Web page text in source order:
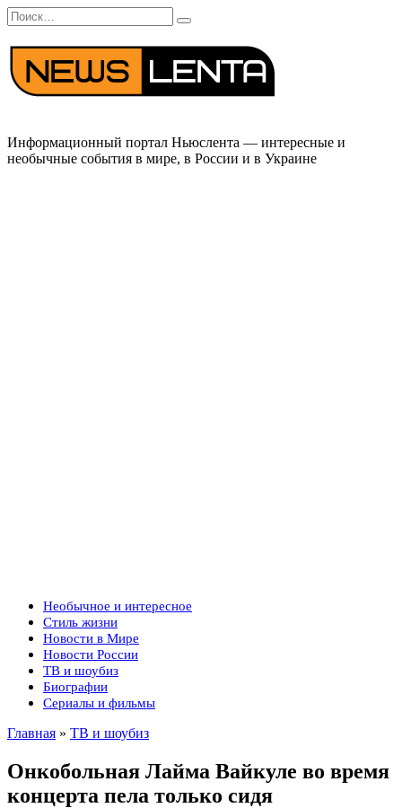
Перейти
к
содержанию
Search
for:
Информационный портал Ньюслента — интересные и
необычные события в мире, в России и в Украине
Необычное и интересное
Стиль жизни
Новости в Мире
Новости России
ТВ и шоубиз
Биографии
Сериалы и фильмы
Главная » ТВ и шоубиз
Онкобольная Лайма Вайкуле во время
концерта пела только сидя